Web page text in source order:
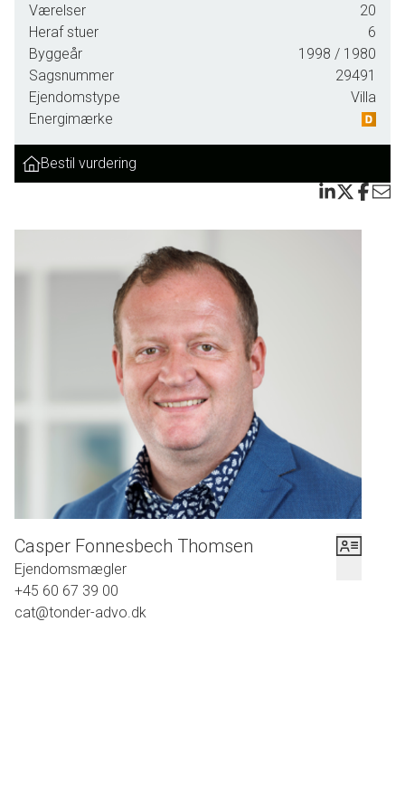
Værelser
20
Heraf stuer
6
Byggeår
1998 / 1980
Sagsnummer
29491
Ejendomstype
Villa
Energimærke
Bestil vurdering
Casper Fonnesbech Thomsen
Ejendomsmægler
+45 60 67 39 00
cat@tonder-advo.dk